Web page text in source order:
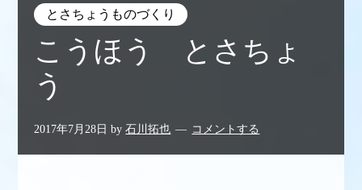
とさちょうものづくり
こうほう とさちょ
う
2017年7月28日 by石川拓也 コメントする